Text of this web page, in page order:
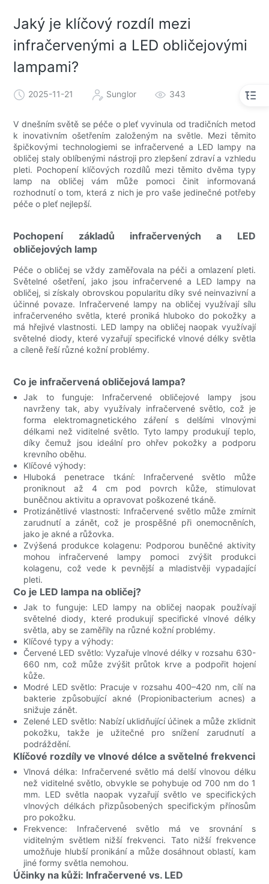
Jaký je klíčový rozdíl mezi
infračervenými a LED obličejovými
lampami?
2025-11-21 Sunglor 343
V dnešním světě se péče o pleť vyvinula od tradičních metod
k inovativním ošetřením založeným na světle. Mezi těmito
špičkovými technologiemi se infračervené a LED lampy na
obličej staly oblíbenými nástroji pro zlepšení zdraví a vzhledu
pleti. Pochopení klíčových rozdílů mezi těmito dvěma typy
lamp na obličej vám může pomoci činit informovaná
rozhodnutí o tom, která z nich je pro vaše jedinečné potřeby
péče o pleť nejlepší.
Pochopení základů infračervených a LED
obličejových lamp
Péče o obličej se vždy zaměřovala na péči a omlazení pleti.
Světelné ošetření, jako jsou infračervené a LED lampy na
obličej, si získaly obrovskou popularitu díky své neinvazivní a
účinné povaze. Infračervené lampy na obličej využívají sílu
infračerveného světla, které proniká hluboko do pokožky a
má hřejivé vlastnosti. LED lampy na obličej naopak využívají
světelné diody, které vyzařují specifické vlnové délky světla
a cíleně řeší různé kožní problémy.
Co je infračervená obličejová lampa?
Jak to funguje: Infračervené obličejové lampy jsou
navrženy tak, aby využívaly infračervené světlo, což je
forma elektromagnetického záření s delšími vlnovými
délkami než viditelné světlo. Tyto lampy produkují teplo,
díky čemuž jsou ideální pro ohřev pokožky a podporu
krevního oběhu.
Klíčové výhody:
Hluboká penetrace tkání: Infračervené světlo může
proniknout až 4 cm pod povrch kůže, stimulovat
buněčnou aktivitu a opravovat poškozené tkáně.
Protizánětlivé vlastnosti: Infračervené světlo může zmírnit
zarudnutí a zánět, což je prospěšné při onemocněních,
jako je akné a růžovka.
Zvýšená produkce kolagenu: Podporou buněčné aktivity
mohou infračervené lampy pomoci zvýšit produkci
kolagenu, což vede k pevnější a mladistvěji vypadající
pleti.
Co je LED lampa na obličej?
Jak to funguje: LED lampy na obličej naopak používají
světelné diody, které produkují specifické vlnové délky
světla, aby se zaměřily na různé kožní problémy.
Klíčové typy a výhody:
Červené LED světlo: Vyzařuje vlnové délky v rozsahu 630-
660 nm, což může zvýšit průtok krve a podpořit hojení
kůže.
Modré LED světlo: Pracuje v rozsahu 400–420 nm, cílí na
bakterie způsobující akné (Propionibacterium acnes) a
snižuje zánět.
Zelené LED světlo: Nabízí uklidňující účinek a může zklidnit
pokožku, takže je užitečné pro snížení zarudnutí a
podráždění.
Klíčové rozdíly ve vlnové délce a světelné frekvenci
Vlnová délka: Infračervené světlo má delší vlnovou délku
než viditelné světlo, obvykle se pohybuje od 700 nm do 1
mm. LED světla naopak vyzařují světlo ve specifických
vlnových délkách přizpůsobených specifickým přínosům
pro pokožku.
Frekvence: Infračervené světlo má ve srovnání s
viditelným světlem nižší frekvenci. Tato nižší frekvence
umožňuje hlubší pronikání a může dosáhnout oblastí, kam
jiné formy světla nemohou.
Účinky na kůži: Infračervené vs. LED